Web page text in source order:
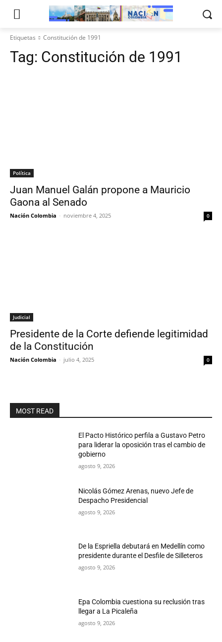
Etiquetas Constitución de 1991
Tag: Constitución de 1991
Política
Juan Manuel Galán propone a Mauricio
Gaona al Senado
Nación Colombia - noviembre 4, 2025 0
Judicial
Presidente de la Corte defiende legitimidad
de la Constitución
Nación Colombia - julio 4, 2025 0
MOST READ
El Pacto Histórico perfila a Gustavo Petro
para liderar la oposición tras el cambio de
gobierno
agosto 9, 2026
Nicolás Gómez Arenas, nuevo Jefe de
Despacho Presidencial
agosto 9, 2026
De la Espriella debutará en Medellín como
presidente durante el Desfile de Silleteros
agosto 9, 2026
Epa Colombia cuestiona su reclusión tras
llegar a La Picaleña
agosto 9, 2026